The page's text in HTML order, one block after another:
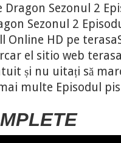
Sezonul 2
Sezonul 2
Online HD pe
el sitio web
și nu uitați să
multe Episodul